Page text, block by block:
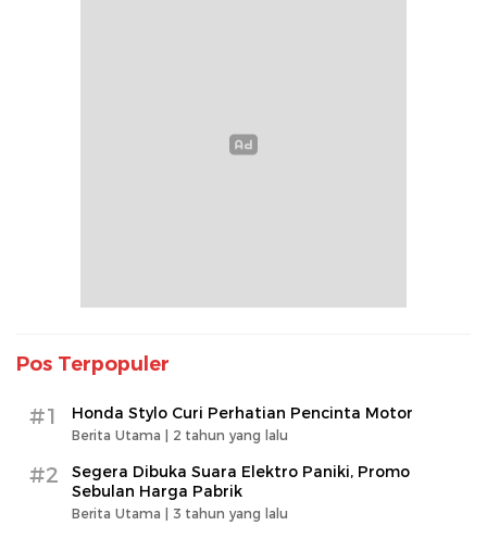
Pos Terpopuler
#1 Honda Stylo Curi Perhatian Pencinta Motor
Berita Utama | 2 tahun yang lalu
#2
Segera Dibuka Suara Elektro Paniki, Promo
Sebulan Harga Pabrik
Berita Utama | 3 tahun yang lalu